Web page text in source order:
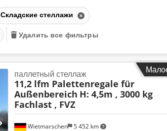
Складские стеллажи
Удалить все фильтры
Wietmarschen 5 452 km
паллетный стеллаж
11,2 lfm Palettenregale für
Außenbereich H: 4,5m , 3000 kg
Fachlast , FVZ